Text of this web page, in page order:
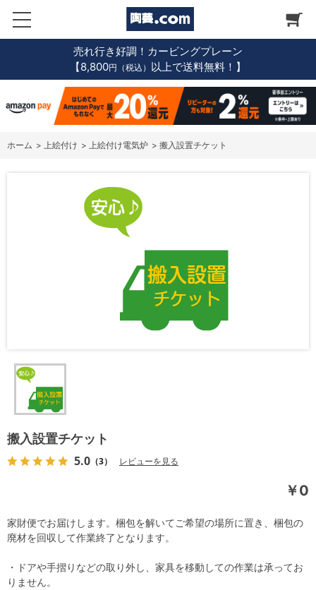
売れ行き好調！カービングプレーン
【8,800円（税込） 以上で送料無料！】
ホーム > 上絵付け > 上絵付け電気炉 > 搬入設置チケット
搬入設置チケット
5.0 （3） レビューを見る
￥0
家財便でお届けします。梱包を解いてご希望の場所に置き、梱包の
廃材を回収して作業終了となります。
・ドアや手摺りなどの取り外し、家具を移動しての作業は承ってお
りません。